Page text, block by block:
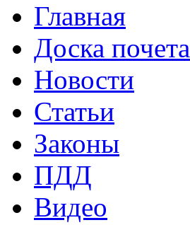
Главная
Доска почета
Новости
Статьи
Законы
ПДД
Видео